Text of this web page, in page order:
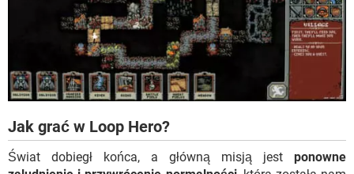
Jak grać w Loop Hero?
Świat dobiegł końca, a główną misją jest ponowne